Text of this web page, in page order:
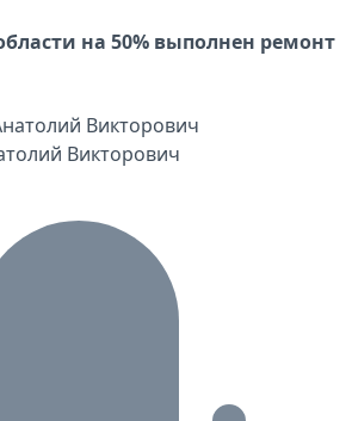
на 50% выполнен ремонт
Викторович